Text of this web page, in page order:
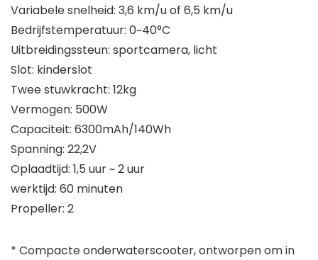
Variabele snelheid: 3,6 km/u of 6,5 km/u
Bedrijfstemperatuur: 0~40°C
Uitbreidingssteun: sportcamera, licht
Slot: kinderslot
Twee stuwkracht: 12kg
Vermogen: 500W
Capaciteit: 6300mAh/140Wh
Spanning: 22,2V
Oplaadtijd: 1,5 uur ~ 2 uur
werktijd: 60 minuten
Propeller: 2
* Compacte onderwaterscooter, ontworpen om in